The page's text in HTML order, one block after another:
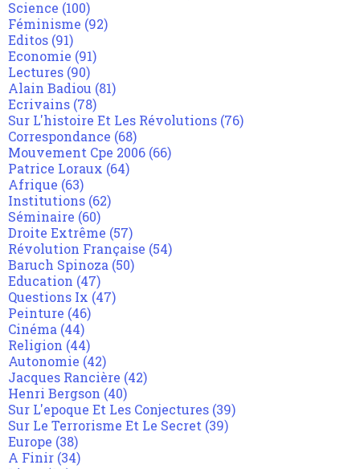
Science (100)
Féminisme (92)
Editos (91)
Economie (91)
Lectures (90)
Alain Badiou (81)
Ecrivains (78)
Sur L'histoire Et Les Révolutions (76)
Correspondance (68)
Mouvement Cpe 2006 (66)
Patrice Loraux (64)
Afrique (63)
Institutions (62)
Séminaire (60)
Droite Extrême (57)
Révolution Française (54)
Baruch Spinoza (50)
Education (47)
Questions Ix (47)
Peinture (46)
Cinéma (44)
Religion (44)
Autonomie (42)
Jacques Rancière (42)
Henri Bergson (40)
Sur L'epoque Et Les Conjectures (39)
Sur Le Terrorisme Et Le Secret (39)
Europe (38)
A Finir (34)